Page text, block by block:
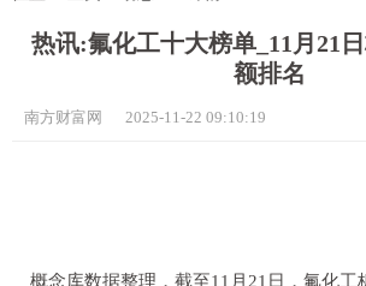
热讯:氟化工十大榜单_11月21
额排名
南方财富网 2025-11-22 09:10:19
概念库数据整理，截至11月21日，氟化工